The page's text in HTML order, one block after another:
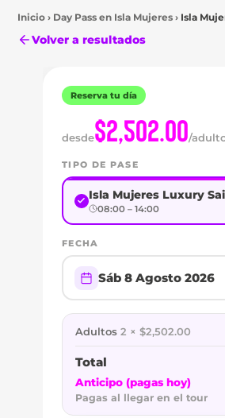
Inicio › Day Pass en Isla Mujeres › Isla
Volver a resultados
Mujeres
DAY
PASS
ISLA
MUJERES
LUXURY
SAILING
Reserva tu día
desde$2,502.00/
TIPO DE PASE
Isla Mujeres Luxury
08:00 – 14:00
FECHA
Sáb 8 Agosto 2026
Adultos 2 × $2,502.00
Total
Anticipo (pagas hoy)
Pagas al llegar en el tour